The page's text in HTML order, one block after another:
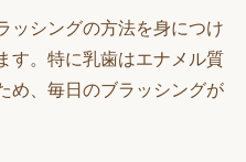
ッシングの方法を身につけ
す。特に乳歯はエナメル質
め、毎日のブラッシングが